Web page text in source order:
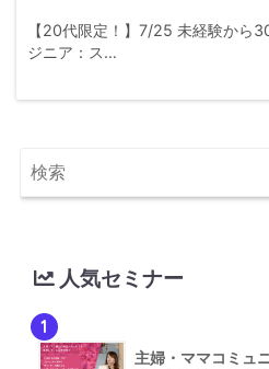
【20代限定！】7/25 未経験から
ジニア：ス…
人気セミナー
1
主婦・ママコミュ